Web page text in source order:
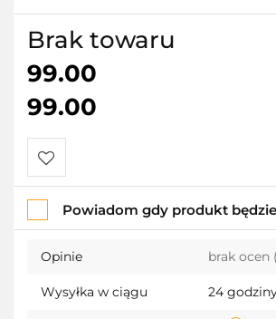
Brak towaru
99.00
99.00
Do
przechowalni
Powiadom gdy produkt
Opinie brak ocen
Wysyłka w ciągu 24